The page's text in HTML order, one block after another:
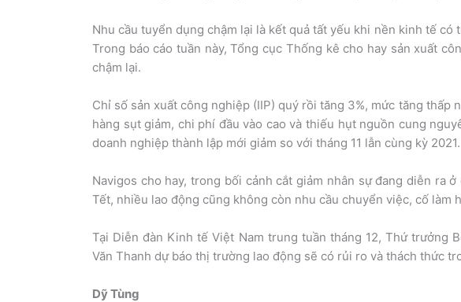
Nhu cầu tuyển dụng chậm lại là kết quả tất yếu khi nền kinh tế có
Trong báo cáo tuần này, Tổng cục Thống kê cho hay sản xuất
chậm lại.
Chỉ số sản xuất công nghiệp (IIP) quý rồi tăng 3%, mức tăng thấp
hàng sụt giảm, chi phí đầu vào cao và thiếu hụt nguồn cung
doanh nghiệp thành lập mới giảm so với tháng 11 lẫn cùng kỳ 2021.
Navigos cho hay, trong bối cảnh cắt giảm nhân sự đang diễn ra
Tết, nhiều lao động cũng không còn nhu cầu chuyển việc, cố làm
Tại Diễn đàn Kinh tế Việt Nam trung tuần tháng 12, Thứ trưởng
Văn Thanh dự báo thị trường lao động sẽ có rủi ro và thách thức
Dỹ Tùng